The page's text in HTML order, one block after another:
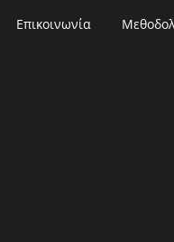
Επικοινωνία